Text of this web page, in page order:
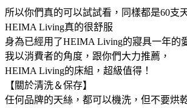
所以你們真的可以試試看，同樣都是60支
HEIMA Living真的很舒服
身為已經用了HEIMA Living的寢具一年的
我以消費者的角度，跟你們大力推薦，
HEIMA Living的床組，超級值得！
【關於清洗＆保存】
任何品牌的天絲，都可以機洗，但不要烘